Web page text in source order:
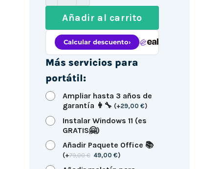
Añadir al carrito
Más servicios para
portátil:
Ampliar hasta 3 años de
garantía 👩‍🔧 (+29,00 €)
Instalar Windows 11 (es
GRATIS🤗)
Añadir Paquete Office 📚
(+79,00€ 49,00€)